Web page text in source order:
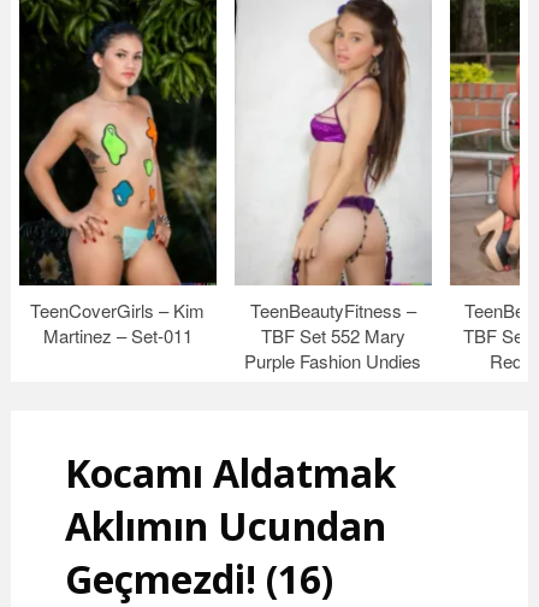
TeenCoverGirls – Kim
Martinez – Set-011
TeenBeautyFitness –
TBF Set 552 Mary
Purple Fashion Undies
TBF Set
Red
Kocamı Aldatmak
Aklımın Ucundan
Geçmezdi! (16)